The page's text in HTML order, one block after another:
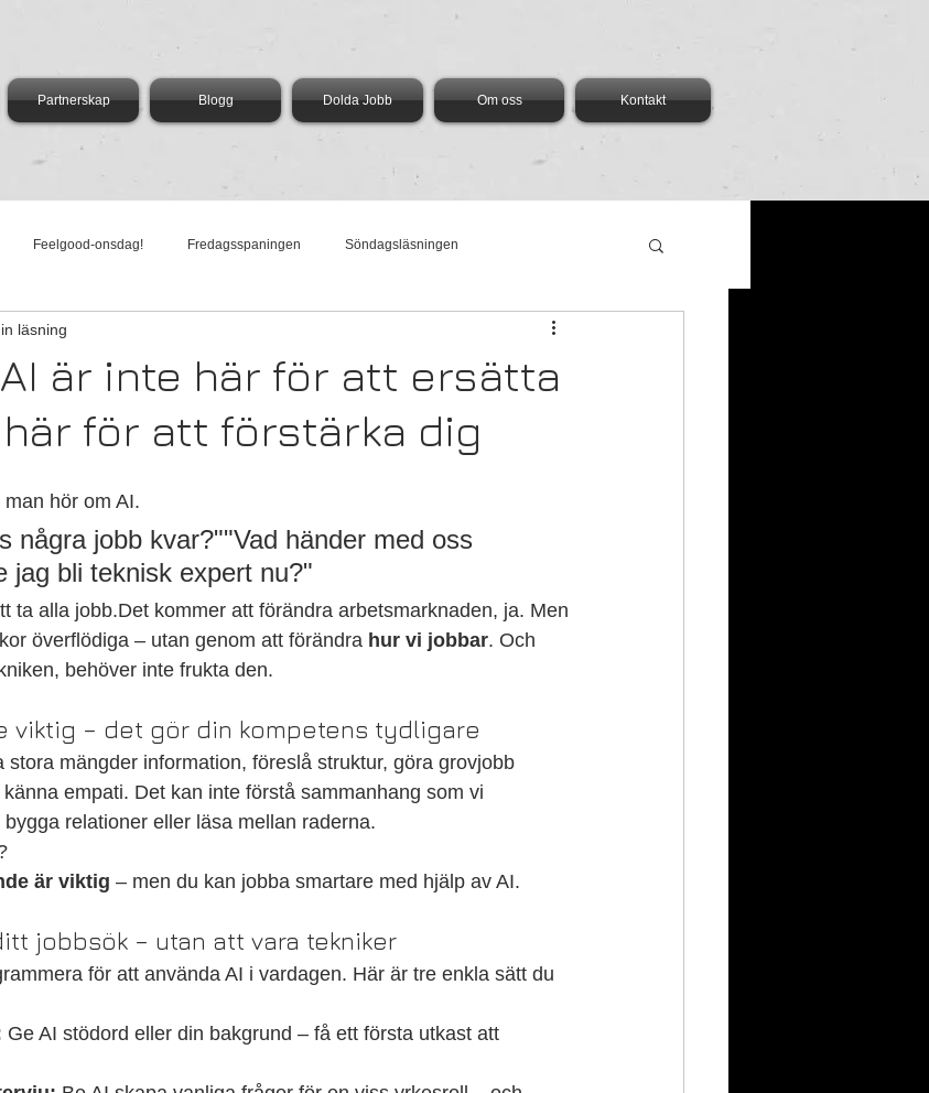
Partnerskap Blogg Dolda Jobb Om oss Kontakt
Feelgood-onsdag! Fredagsspaningen Söndagsläsningen
AI-Torsdag
är inte här för att ersätta
för att förstärka dig
läsning
hör om AI.
några jobb kvar?""Vad händer med oss
jag bli teknisk expert nu?"
ta alla jobb.Det kommer att förändra arbetsmarknaden, ja. Men
överflödiga – utan genom att förändra hur vi jobbar. Och
behöver inte frukta den.
viktig – det gör din kompetens tydligare
stora mängder information, föreslå struktur, göra grovjobb
empati. Det kan inte förstå sammanhang som vi
relationer eller läsa mellan raderna.
är viktig – men du kan jobba smartare med hjälp av AI.
jobbsök – utan att vara tekniker
för att använda AI i vardagen. Här är tre enkla sätt du
Ge AI stödord eller din bakgrund – få ett första utkast att